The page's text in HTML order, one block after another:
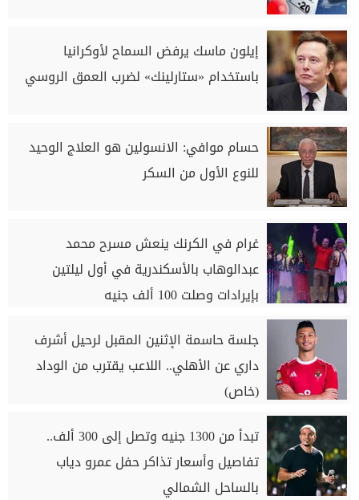
إيلون ماسك يرفض السماح لأوكرانيا
باستخدام «ستارلينك» لضرب العمق الروسي
حسام موافي: الانسولين هو العلاج الوحيد
للنوع الأول من السكر
غرام في الكرنك ينعش مسرح محمد
عبدالوهاب بالأسكندرية في أول ليلتين
بإيرادات وصلت 100 ألف جنيه
جلسة حاسمة الإثنين المقبل لرحيل أشرف
داري عن الأهلي.. اللاعب يقترب من الوداد
(خاص)
تبدأ من 1300 جنيه وتصل إلى 300 ألف..
تفاصيل وأسعار تذاكر حفل عمرو دياب
بالساحل الشمالي